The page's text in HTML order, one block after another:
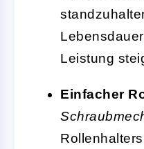
Leistung
Einfacher